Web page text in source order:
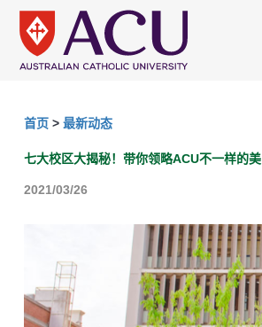
首页 > 最新动态
七大校区大揭秘！带你领略ACU不一样的美
2021/03/26